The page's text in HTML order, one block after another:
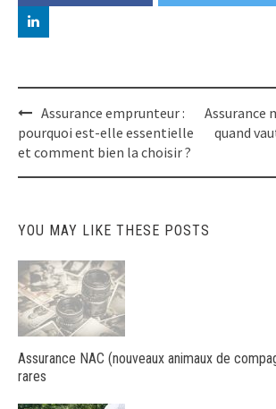
Post
navigation
Assurance emprunteur :
pourquoi est-elle essentielle
et comment bien la choisir ?
Assurance
quand
YOU MAY LIKE THESE POSTS
Assurance NAC (nouveaux animaux de
rares